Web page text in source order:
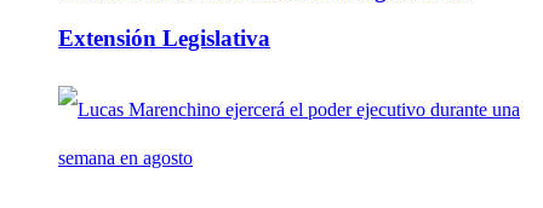
Extensión Legislativa